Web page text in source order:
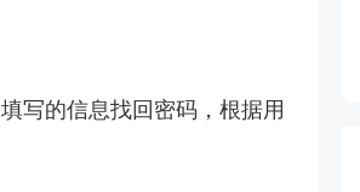
写的信息找回密码，根据用